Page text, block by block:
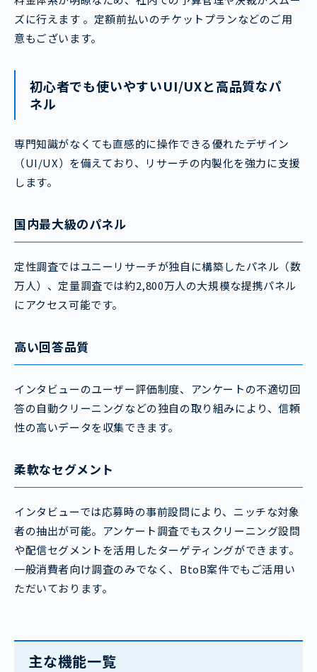
ズに行えます 。定額前払いのチケットプランなどのご用
意もございます。
初心者でも使いやすいUI/UXと高品質なパ
ネル
専門知識がなくても直感的に操作できる優れたデザイン
（UI/UX）を備えており、リサーチの内製化を強力に支援
します。
国内最大級のパネル
定性調査ではユニーリサーチが独自に構築したパネル（数
万人）、定量調査では約2,800万人の大規模な提携パネル
にアクセス可能です。
高い回答品質
インタビューのユーザー評価制度、アンケートの不適切回
答の自動クリーニングなどの独自の取り組みにより、信頼
性の高いデータを収集できます。
柔軟なセグメント
インタビューでは応募時の事前設問により、ニッチな対象
者の抽出が可能。アンケート調査でもスクリーニング設問
や配信セグメントを活用したターゲティングができます。
一般消費者向け調査のみでなく、BtoB案件でもご活用い
ただいております。
主な機能一覧